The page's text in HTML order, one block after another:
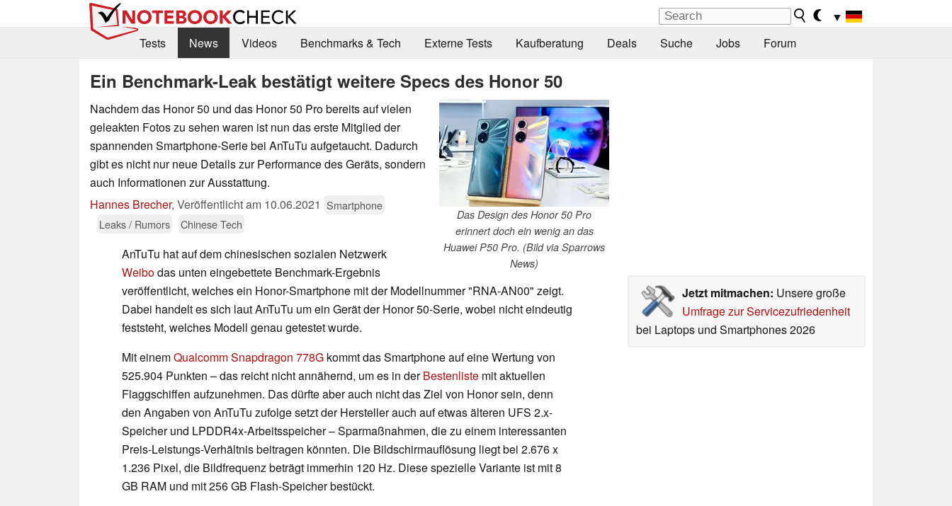
▼
Tests
News Videos Benchmarks & Tech Externe Tests Kaufberatung Deals Suche Jobs Forum
Ein Benchmark-Leak bestätigt weitere Specs des Honor 50
Das Design des Honor 50 Pro
erinnert doch ein wenig an das
Huawei P50 Pro. (Bild via Sparrows
News)
Nachdem das Honor 50 und das Honor 50 Pro bereits auf vielen
geleakten Fotos zu sehen waren ist nun das erste Mitglied der
spannenden Smartphone-Serie bei AnTuTu aufgetaucht. Dadurch
gibt es nicht nur neue Details zur Performance des Geräts, sondern
auch Informationen zur Ausstattung.
Hannes Brecher, Veröffentlicht am 10.06.2021 Smartphone
Leaks / Rumors
Chinese Tech
Jetzt mitmachen: Unsere große
Umfrage zur Servicezufriedenheit
bei Laptops und Smartphones 2026
AnTuTu hat auf dem chinesischen sozialen Netzwerk
Weibodas unten eingebettete Benchmark-Ergebnis
veröffentlicht, welches ein Honor-Smartphone mit der Modellnummer "RNA-AN00" zeigt.
Dabei handelt es sich laut AnTuTu um ein Gerät der Honor 50-Serie, wobei nicht eindeutig
feststeht, welches Modell genau getestet wurde.
Mit einemQualcomm Snapdragon 778G kommt das Smartphone auf eine Wertung von
525.904 Punkten – das reicht nicht annähernd, um es in derBestenliste mit aktuellen
Flaggschiffen aufzunehmen. Das dürfte aber auch nicht das Ziel von Honor sein, denn
den Angaben von AnTuTu zufolge setzt der Hersteller auch auf etwas älteren UFS 2.x-
Speicher und LPDDR4x-Arbeitsspeicher – Sparmaßnahmen, die zu einem interessanten
Preis-Leistungs-Verhältnis beitragen könnten. Die Bildschirmauflösung liegt bei 2.676 x
1.236 Pixel, die Bildfrequenz beträgt immerhin 120 Hz. Diese spezielle Variante ist mit 8
GB RAM und mit 256 GB Flash-Speicher bestückt.